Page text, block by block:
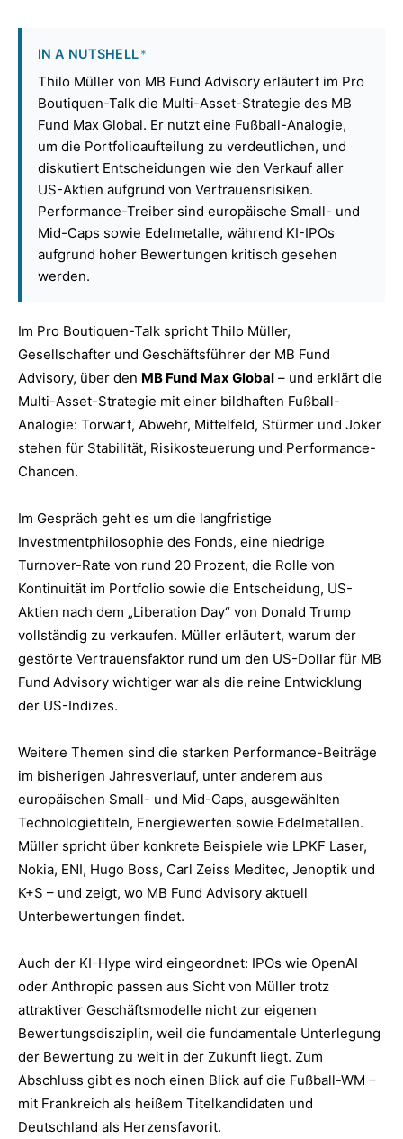
IN A NUTSHELL*
Thilo Müller von MB Fund Advisory erläutert im Pro
Boutiquen-Talk die Multi-Asset-Strategie des MB
Fund Max Global. Er nutzt eine Fußball-Analogie,
um die Portfolioaufteilung zu verdeutlichen, und
diskutiert Entscheidungen wie den Verkauf aller
US-Aktien aufgrund von Vertrauensrisiken.
Performance-Treiber sind europäische Small- und
Mid-Caps sowie Edelmetalle, während KI-IPOs
aufgrund hoher Bewertungen kritisch gesehen
werden.
Im Pro Boutiquen-Talk spricht Thilo Müller,
Gesellschafter und Geschäftsführer der MB Fund
Advisory, über den MB Fund Max Global – und erklärt die
Multi-Asset-Strategie mit einer bildhaften Fußball-
Analogie: Torwart, Abwehr, Mittelfeld, Stürmer und Joker
stehen für Stabilität, Risikosteuerung und Performance-
Chancen.
Im Gespräch geht es um die langfristige
Investmentphilosophie des Fonds, eine niedrige
Turnover-Rate von rund 20 Prozent, die Rolle von
Kontinuität im Portfolio sowie die Entscheidung, US-
Aktien nach dem „Liberation Day“ von Donald Trump
vollständig zu verkaufen. Müller erläutert, warum der
gestörte Vertrauensfaktor rund um den US-Dollar für MB
Fund Advisory wichtiger war als die reine Entwicklung
der US-Indizes.
Weitere Themen sind die starken Performance-Beiträge
im bisherigen Jahresverlauf, unter anderem aus
europäischen Small- und Mid-Caps, ausgewählten
Technologietiteln, Energiewerten sowie Edelmetallen.
Müller spricht über konkrete Beispiele wie LPKF Laser,
Nokia, ENI, Hugo Boss, Carl Zeiss Meditec, Jenoptik und
K+S – und zeigt, wo MB Fund Advisory aktuell
Unterbewertungen findet.
Auch der KI-Hype wird eingeordnet: IPOs wie OpenAI
oder Anthropic passen aus Sicht von Müller trotz
attraktiver Geschäftsmodelle nicht zur eigenen
Bewertungsdisziplin, weil die fundamentale Unterlegung
der Bewertung zu weit in der Zukunft liegt. Zum
Abschluss gibt es noch einen Blick auf die Fußball-WM –
mit Frankreich als heißem Titelkandidaten und
Deutschland als Herzensfavorit.